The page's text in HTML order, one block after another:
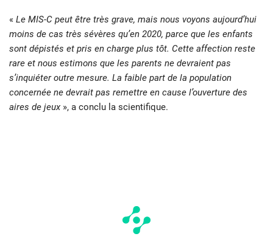
« Le MIS-C peut être très grave, mais nous voyons aujourd’hui
moins de cas très sévères qu’en 2020, parce que les enfants
sont dépistés et pris en charge plus tôt. Cette affection reste
rare et nous estimons que les parents ne devraient pas
s’inquiéter outre mesure. La faible part de la population
concernée ne devrait pas remettre en cause l’ouverture des
aires de jeux », a conclu la scientifique.